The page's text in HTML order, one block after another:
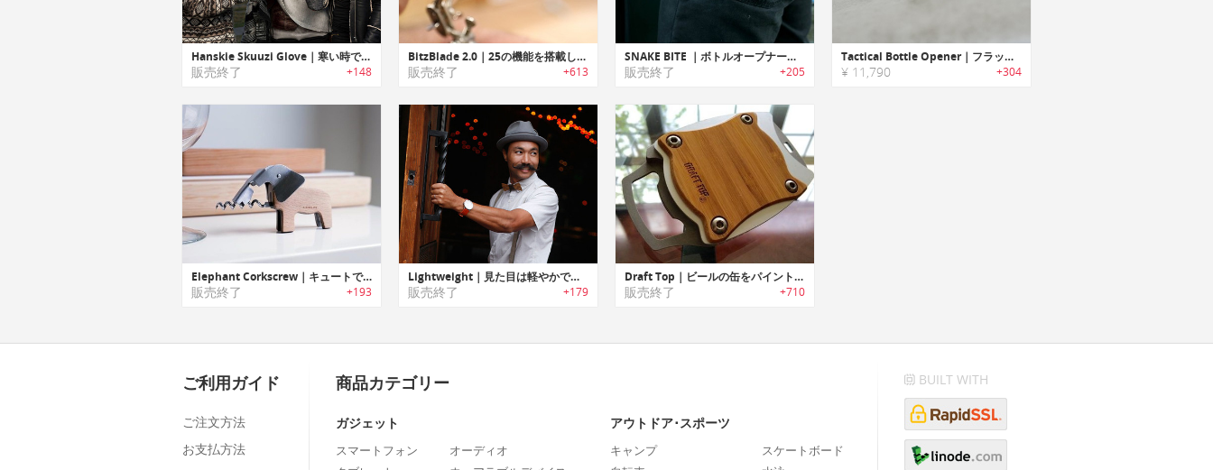
Hanskie Skuuzi Glove｜寒い時でも手が冷たくならずに美味しく飲み物を飲めるグローブ
販売終了 +148
BitzBlade 2.0｜25の機能を搭載したEDCマルチツール「ビッツブレード2.0」
販売終了 +613
SNAKE BITE ｜ボトルオープナー付きキーチェーン「スネイクバイト」
販売終了 +205
Tactical Bottle Opener｜フラッシュサプレッサーデザインのボトルオープナー
¥ 11,790 +304
Elephant Corkscrew｜キュートで機能的な象をモチーフにデザインされたコルク/ボトルオープナー
販売終了 +193
Lightweight｜見た目は軽やかでも、丈夫でパワフルな腕時計「ライトウェイト」
販売終了 +179
Draft Top｜ビールの缶をパイントグラスに早変わりさせる「ドラフトトップ」
販売終了 +710
ご利用ガイド
ご注文方法
お支払方法
商品カテゴリー
ガジェット
スマートフォン
オーディオ
アウトドア･スポーツ
キャンプ
スケートボード
BUILT WITH